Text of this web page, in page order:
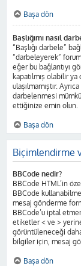
Başa dön
Başlığımı nasıl
“Başlığı darbele”
“darbeleyerek”
eğer bu bağlantıyı
kapatılmış olabilir
ulaşılmamıştır.
darbelenmesi
ettiğinize emin olun.
Başa dön
Biçimlendirme
BBCode nedir?
BBCode HTML’in
BBCode
mesaj gönderme
BBCode’u iptal
etiketler < ve >
görüntüleneceği
bilgiler için, mesaj
Başa dön